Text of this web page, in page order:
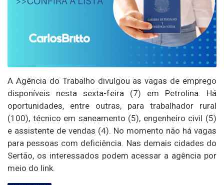
A Agência do Trabalho divulgou as vagas de emprego
disponíveis nesta sexta-feira (7) em Petrolina. Há
oportunidades, entre outras, para trabalhador rural
(100), técnico em saneamento (5), engenheiro civil (5)
e assistente de vendas (4). No momento não há vagas
para pessoas com deficiência. Nas demais cidades do
Sertão, os interessados podem acessar a agência por
meio do link.